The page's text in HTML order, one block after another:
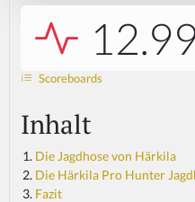
Scoreboards
Inhalt
Die Jagdhose von Härkila
Die Härkila Pro Hunter
Fazit